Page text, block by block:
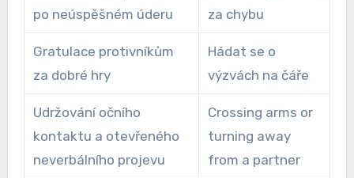
po neúspěšném úderu
za chybu
Gratulace protivníkům
za dobré hry
Hádat se o
výzvách na čáře
Udržování očního
kontaktu a otevřeného
neverbálního projevu
Crossing arms or
turning away
from a partner